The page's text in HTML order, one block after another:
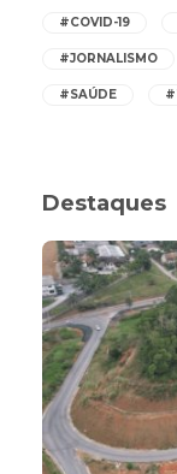
#COVID-19
#JORNALISMO
#SAÚDE
Destaques